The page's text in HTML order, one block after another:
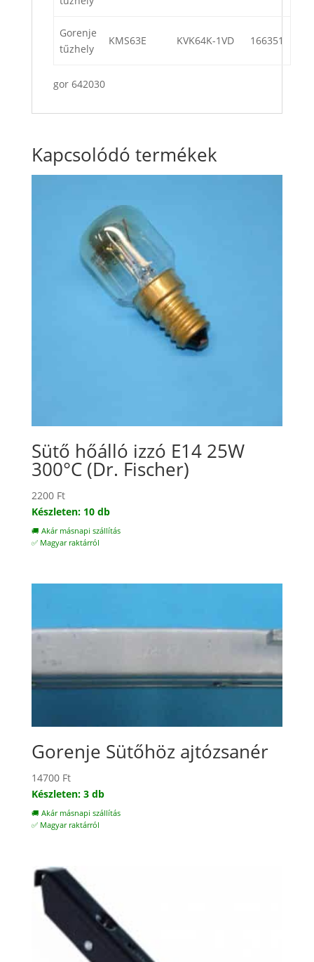
Gorenje
tűzhely
KMS63E KVK64K-1VD 166351
gor 642030
Kapcsolódó termékek
Sütő hőálló izzó E14 25W
300°C (Dr. Fischer)
2200 Ft
Készleten: 10 db
🚚 Akár másnapi szállítás
✅ Magyar raktárról
Gorenje Sütőhöz ajtózsanér
14700 Ft
Készleten: 3 db
🚚 Akár másnapi szállítás
✅ Magyar raktárról